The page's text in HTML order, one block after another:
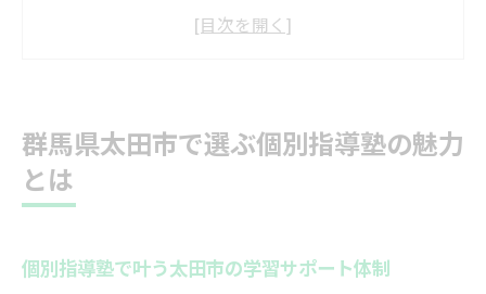
密
成績アップを目指すなら個別指導塾が最適
群馬県太田市で選ぶ個別指導塾の魅力
とは
個別指導塾で叶う太田市の学習サポート体制